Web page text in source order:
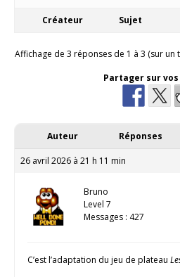
Créateur Sujet
Affichage de 3 réponses de 1 à 3 (sur un
Partager sur
Auteur Réponses
26 avril 2026 à 21 h 11 min
Bruno
Level 7
Messages : 427
C’est l’adaptation du jeu de plateau